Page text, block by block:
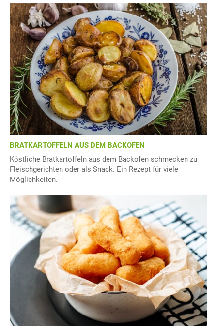
BRATKARTOFFELN AUS DEM BACKOFEN
Köstliche Bratkartoffeln aus dem Backofen schmecken zu
Fleischgerichten oder als Snack. Ein Rezept für viele
Möglichkeiten.